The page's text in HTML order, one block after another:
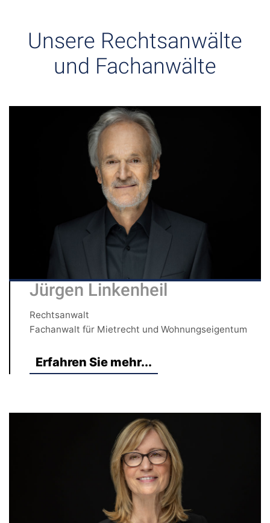
Unsere Rechtsanwälte
und Fachanwälte
Jürgen Linkenheil
Rechtsanwalt
Fachanwalt für Mietrecht und Wohnungseigentum
Erfahren Sie mehr...